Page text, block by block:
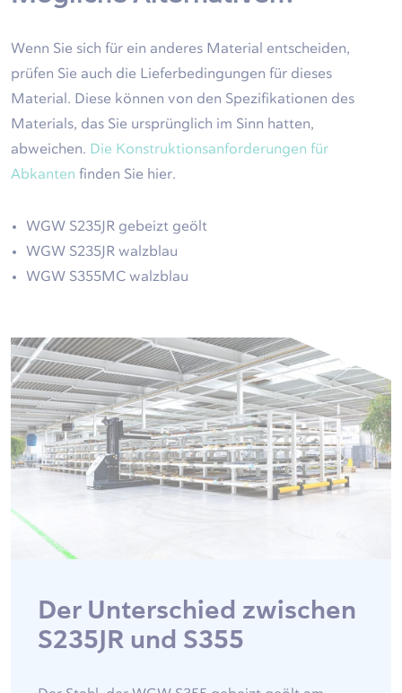
Wenn Sie sich für ein anderes Material entscheiden,
prüfen Sie auch die Lieferbedingungen für dieses
Material. Diese können von den Spezifikationen des
Materials, das Sie ursprünglich im Sinn hatten,
abweichen. Die Konstruktionsanforderungen für
Abkanten finden Sie hier.
WGW S235JR gebeizt geölt
WGW S235JR walzblau
WGW S355MC walzblau
Der Unterschied zwischen
S235JR und S355